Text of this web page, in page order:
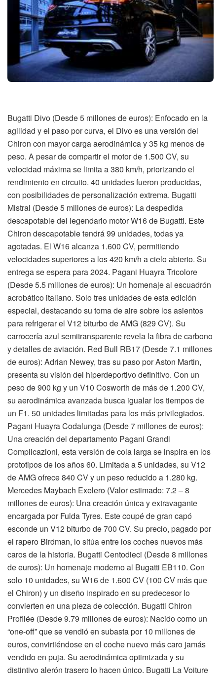
Bugatti Divo (Desde 5 millones de euros): Enfocado en la
agilidad y el paso por curva, el Divo es una versión del
Chiron con mayor carga aerodinámica y 35 kg menos de
peso. A pesar de compartir el motor de 1.500 CV, su
velocidad máxima se limita a 380 km/h, priorizando el
rendimiento en circuito. 40 unidades fueron producidas,
con posibilidades de personalización extrema. Bugatti
Mistral (Desde 5 millones de euros): La despedida
descapotable del legendario motor W16 de Bugatti. Este
Chiron descapotable tendrá 99 unidades, todas ya
agotadas. El W16 alcanza 1.600 CV, permitiendo
velocidades superiores a los 420 km/h a cielo abierto. Su
entrega se espera para 2024. Pagani Huayra Tricolore
(Desde 5.5 millones de euros): Un homenaje al escuadrón
acrobático italiano. Solo tres unidades de esta edición
especial, destacando su toma de aire sobre los asientos
para refrigerar el V12 biturbo de AMG (829 CV). Su
carrocería azul semitransparente revela la fibra de carbono
y detalles de aviación. Red Bull RB17 (Desde 7.1 millones
de euros): Adrian Newey, tras su paso por Aston Martin,
presenta su visión del hiperdeportivo definitivo. Con un
peso de 900 kg y un V10 Cosworth de más de 1.200 CV,
su aerodinámica avanzada busca igualar los tiempos de
un F1. 50 unidades limitadas para los más privilegiados.
Pagani Huayra Codalunga (Desde 7 millones de euros):
Una creación del departamento Pagani Grandi
Complicazioni, esta versión de cola larga se inspira en los
prototipos de los años 60. Limitada a 5 unidades, su V12
de AMG ofrece 840 CV y un peso reducido a 1.280 kg.
Mercedes Maybach Exelero (Valor estimado: 7.2 – 8
millones de euros): Una creación única y extravagante
encargada por Fulda Tyres. Este coupé de gran capó
esconde un V12 biturbo de 700 CV. Su precio, pagado por
el rapero Birdman, lo sitúa entre los coches nuevos más
caros de la historia. Bugatti Centodieci (Desde 8 millones
de euros): Un homenaje moderno al Bugatti EB110. Con
solo 10 unidades, su W16 de 1.600 CV (100 CV más que
el Chiron) y un diseño inspirado en su predecesor lo
convierten en una pieza de colección. Bugatti Chiron
Profilée (Desde 9.79 millones de euros): Nacido como un
“one-off” que se vendió en subasta por 10 millones de
euros, convirtiéndose en el coche nuevo más caro jamás
vendido en puja. Su aerodinámica optimizada y su
distintivo alerón trasero lo hacen único. Bugatti La Voiture